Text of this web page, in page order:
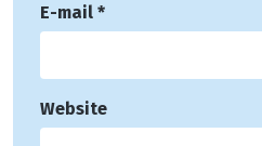
E-mail *
Website